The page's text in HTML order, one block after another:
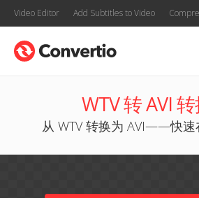
Video Editor Add Subtitles to Video
WTV 转 AVI
从 WTV 转换为 AVI——快速